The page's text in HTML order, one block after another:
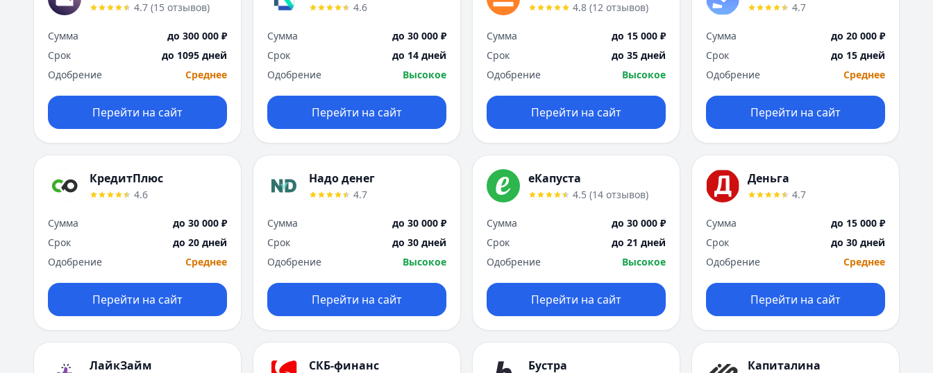
4.7 (15 отзывов)
Сумма
до 300 000 ₽
Срок
до 1095 дней
Одобрение
Среднее
Перейти на сайт
4.6
Сумма
до 30 000 ₽
Срок
до 14 дней
Одобрение
Высокое
Перейти на сайт
4.8 (12 отзывов)
Сумма
до 15 000 ₽
Срок
до 35 дней
Одобрение
Высокое
Перейти на сайт
4.7
Сумма
до 20 000 ₽
Срок
до 15 дней
Одобрение
Среднее
Перейти на сайт
КредитПлюс
4.6
Сумма
до 30 000 ₽
Срок
до 20 дней
Одобрение
Среднее
Перейти на сайт
Надо денег
4.7
Сумма
до 30 000 ₽
Срок
до 30 дней
Одобрение
Высокое
Перейти на сайт
еКапуста
4.5 (14 отзывов)
Сумма
до 30 000 ₽
Срок
до 21 дней
Одобрение
Высокое
Перейти на сайт
Деньга
4.7
Сумма
до 15 000 ₽
Срок
до 30 дней
Одобрение
Среднее
Перейти на сайт
ЛайкЗайм СКБ-финанс Бустра Капиталина